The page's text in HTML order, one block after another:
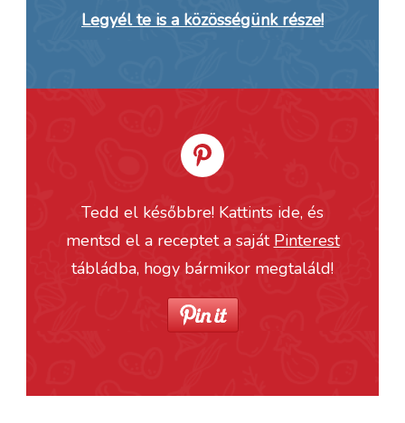
Legyél te is a közösségünk része!
Tedd el későbbre! Kattints ide, és
mentsd el a receptet a saját Pinterest
tábládba, hogy bármikor megtaláld!